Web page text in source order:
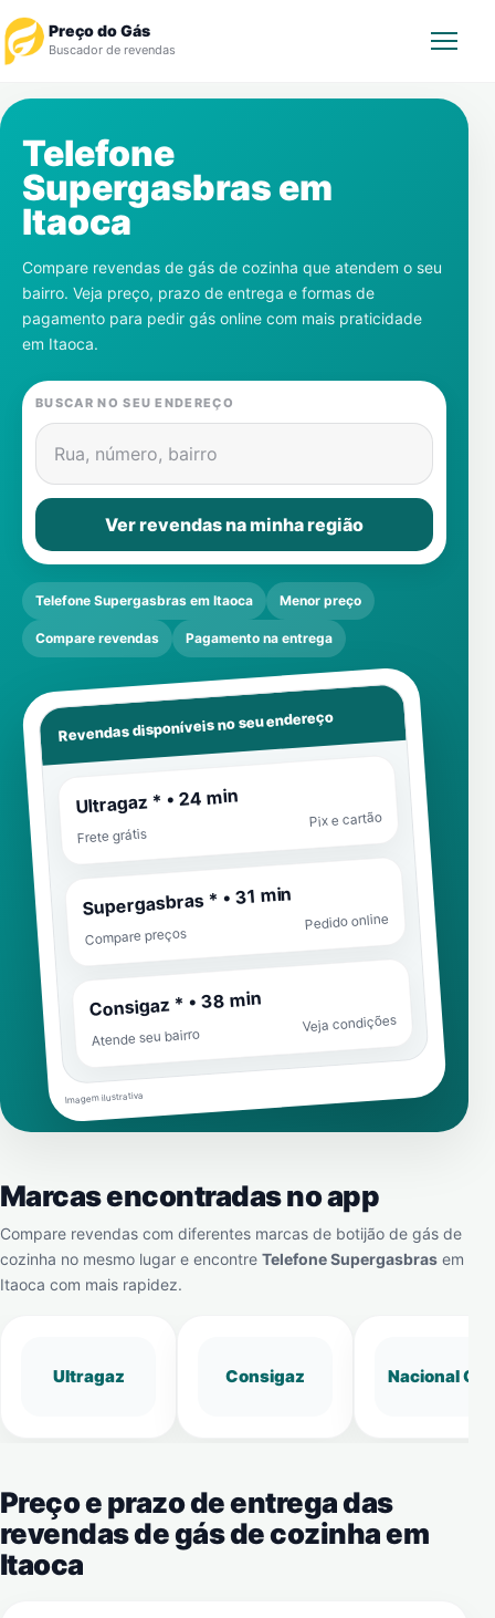
Preço do Gás
Buscador de revendas
Revendedor
Notícias
Cadastre-se
Gás
Contatos
Telefone
Supergasbras em
Itaoca
Compare revendas de gás de cozinha que atendem o seu
bairro. Veja preço, prazo de entrega e formas de
pagamento para pedir gás online com mais praticidade
em Itaoca.
BUSCAR NO SEU ENDEREÇO
Rua, número, bairro
Ver revendas na minha região
Telefone Supergasbras em Itaoca Menor preço
Compare revendas Pagamento na entrega
Revendas disponíveis no seu endereço
Ultragaz * • 24 min
Frete grátis
Pix e cartão
Supergasbras * • 31 min
Compare preços
Pedido online
Consigaz * • 38 min
Atende seu bairro
Veja condições
Imagem ilustrativa
Marcas encontradas no app
Compare revendas com diferentes marcas de botijão de gás de
cozinha no mesmo lugar e encontre Telefone Supergasbras em
Itaoca com mais rapidez.
Ultragaz Consigaz Nacional Gás
Preço e prazo de entrega das
revendas de gás de cozinha em
Itaoca